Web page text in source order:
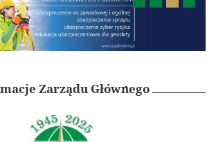
Rzeczoznawcy SGP
Członkowie wspierający
Kalendarz wydarzeń
Szkolenia
Konferencja GSW 2027
Zarządu Głównego